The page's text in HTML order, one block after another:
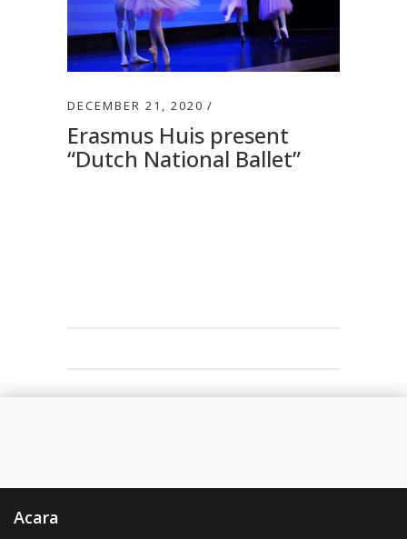
DECEMBER 21, 2020
Erasmus Huis present
“Dutch National Ballet”
Acara